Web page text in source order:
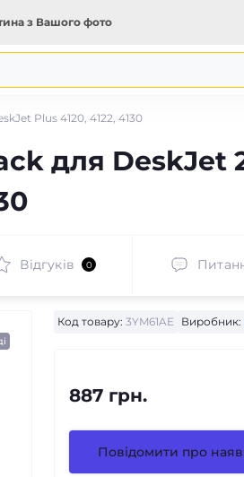
з Вашого фото
Plus 4120, 4122, 4130
для DeskJet
Відгуків 0
Код товару: 3YM61AE Виробник:
887 грн.
Повідомити про